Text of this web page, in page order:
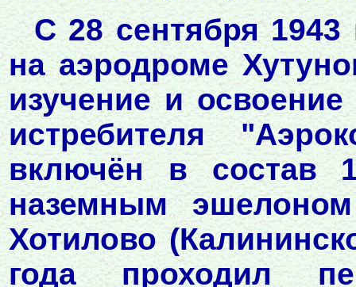
С 28 сентября
на аэродроме
изучение и
истребителя
включён в состав
наземным
Хотилово
года проходил